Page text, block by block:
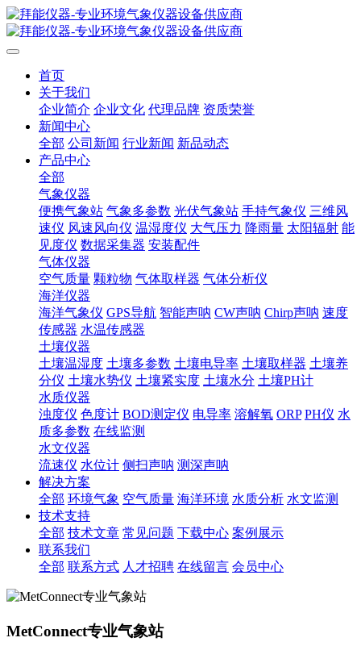
首页
关于我们
企业简介 企业文化 代理品牌 资质荣誉
新闻中心
全部 公司新闻 行业新闻 新品动态
产品中心
全部
气象仪器
便携气象站 气象多参数 光伏气象站 手持气象仪 三维风
速仪 风速风向仪 温湿度仪 大气压力 降雨量 太阳辐射 能
见度仪 数据采集器 安装配件
气体仪器
空气质量 颗粒物 气体取样器 气体分析仪
海洋仪器
海洋气象仪 GPS导航 智能声呐 CW声呐 Chirp声呐 速度
传感器 水温传感器
土壤仪器
土壤温湿度 土壤多参数 土壤电导率 土壤取样器 土壤养
分仪 土壤水势仪 土壤紧实度 土壤水分 土壤PH计
水质仪器
浊度仪 色度计 BOD测定仪 电导率 溶解氧 ORP PH仪 水
质多参数 在线监测
水文仪器
流速仪 水位计 侧扫声呐 测深声呐
解决方案
全部 环境气象 空气质量 海洋环境 水质分析 水文监测
技术支持
全部 技术文章 常见问题 下载中心 案例展示
联系我们
全部 联系方式 人才招聘 在线留言 会员中心
MetConnect专业气象站